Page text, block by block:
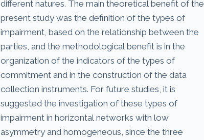
different natures. The main theoretical benefit of the
present study was the definition of the types of
impairment, based on the relationship between the
parties, and the methodological benefit is in the
organization of the indicators of the types of
commitment and in the construction of the data
collection instruments. For future studies, it is
suggested the investigation of these types of
impairment in horizontal networks with low
asymmetry and homogeneous, since the three